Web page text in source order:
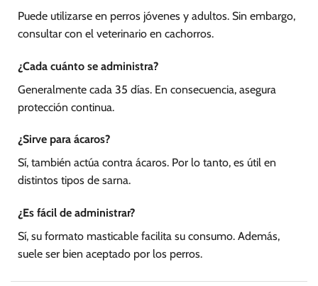
Puede utilizarse en perros jóvenes y adultos. Sin embargo,
consultar con el veterinario en cachorros.
¿Cada cuánto se administra?
Generalmente cada 35 días. En consecuencia, asegura
protección continua.
¿Sirve para ácaros?
Sí, también actúa contra ácaros. Por lo tanto, es útil en
distintos tipos de sarna.
¿Es fácil de administrar?
Sí, su formato masticable facilita su consumo. Además,
suele ser bien aceptado por los perros.